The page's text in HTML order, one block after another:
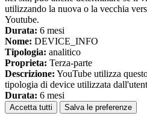
utilizzando la nuova o la vecchia
Youtube.
Durata: 6 mesi
Nome: DEVICE_INFO
Tipologia: analitico
Proprieta: Terza-parte
Descrizione: YouTube utilizza
tipologia di device utilizzata
Durata: 6 mesi
Accetta tutti Salva le preferenze